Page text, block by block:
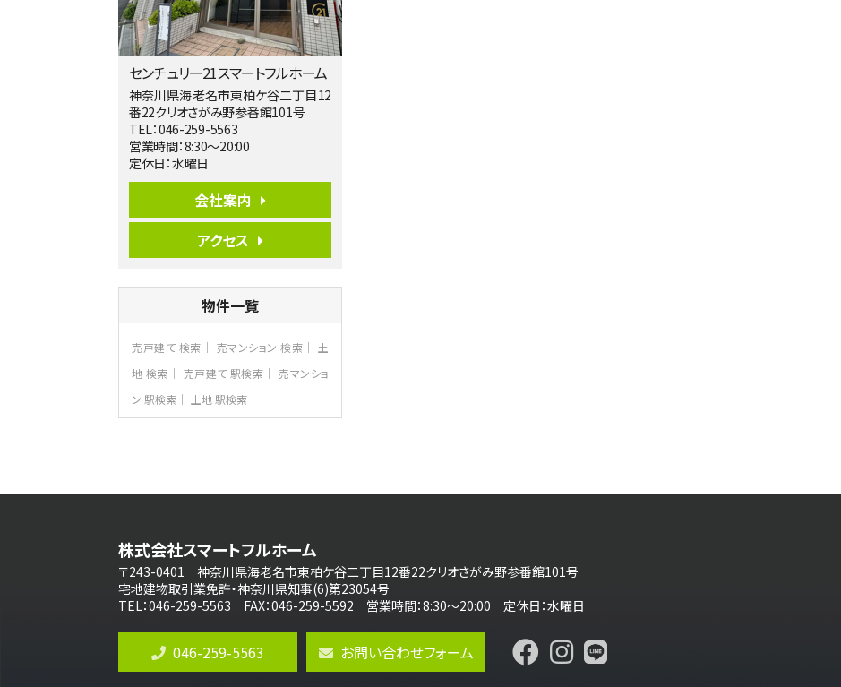
3,680万円
4ＬＤＫ
橋本駅
バ19分・歩8分
開放感があり日当たり良好な南西・北西角
地区画。 …
第6位
3,180万円
大規模開発分譲地内の新築戸建！開発道
路は幅員４.…
4ＬＤＫ
さがみ野駅
る広さ…
第8位
3,598万円
4ＬＤＫ
4ＬＤＫ
海老名駅
バ18分 ・歩6分
開放感のある角地区画。車３台並列駐車可
能です。 …
4,190万円
センチュリー21スマートフルホーム
神奈川県海老名市東柏ケ谷二丁目12
番22クリオさがみ野参番館101号
TEL：046-259-5563
営業時間：8:30～20:00
定休日：水曜日
会社案内
アクセス
物件一覧
売戸建て 検索 売マンション 検索
土
地 検索
売戸建て 駅検索
売マンショ
ン 駅検索
土地 駅検索
株式会社スマートフルホーム
〒243-0401 神奈川県海老名市東柏ケ谷二丁目12番22クリオさがみ野参番館101号
宅地建物取引業免許・神奈川県知事(6)第23054号
TEL：046-259-5563 FAX：046-259-5592 営業時間：8:30～20:00 定休日：水曜日
046-259-5563 お問い合わせフォーム